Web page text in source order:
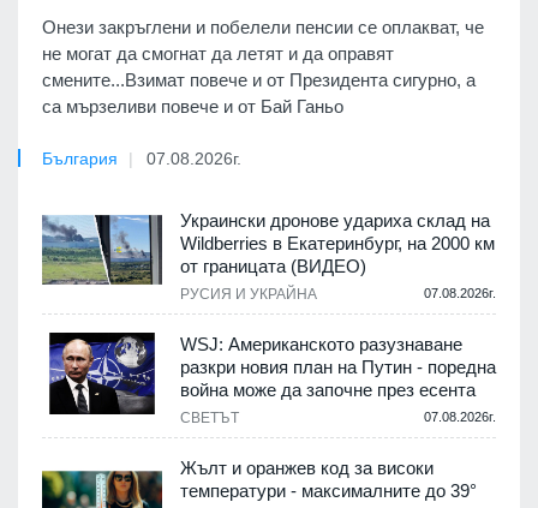
Онези закръглени и побелели пенсии се оплакват, че
не могат да смогнат да летят и да оправят
смените...Взимат повече и от Президента сигурно, а
са мързеливи повече и от Бай Ганьо
България 07.08.2026г.
Украински дронове удариха склад на
Wildberries в Екатеринбург, на 2000 км
от границата (ВИДЕО)
РУСИЯ И УКРАЙНА 07.08.2026г.
WSJ: Американското разузнаване
разкри новия план на Путин - поредна
война може да започне през есента
СВЕТЪТ 07.08.2026г.
Жълт и оранжев код за високи
температури - максималните до 39°